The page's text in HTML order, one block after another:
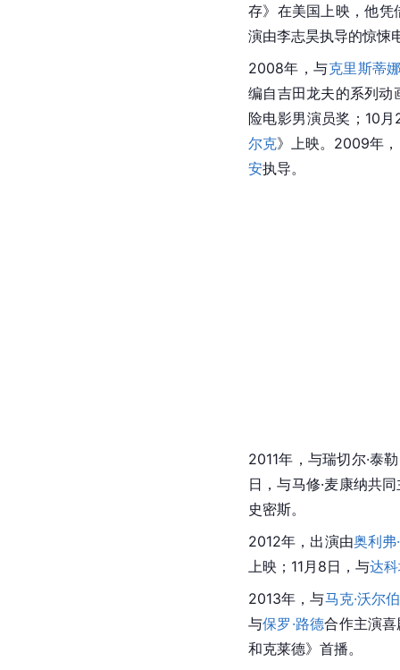
存》在美国上映，他凭
演由李志昊执导的惊悚
2008年，与克里斯蒂
编自吉田龙夫的系列动
险电影男演员奖；10
尔克》上映。2009年
安执导。
2011年，与瑞切尔·泰
日，与马修·麦康纳共
史密斯。
2012年，出演由奥利弗
上映；11月8日，与达科
2013年，与马克·沃尔
与保罗·路德合作主演
和克莱德》首播。